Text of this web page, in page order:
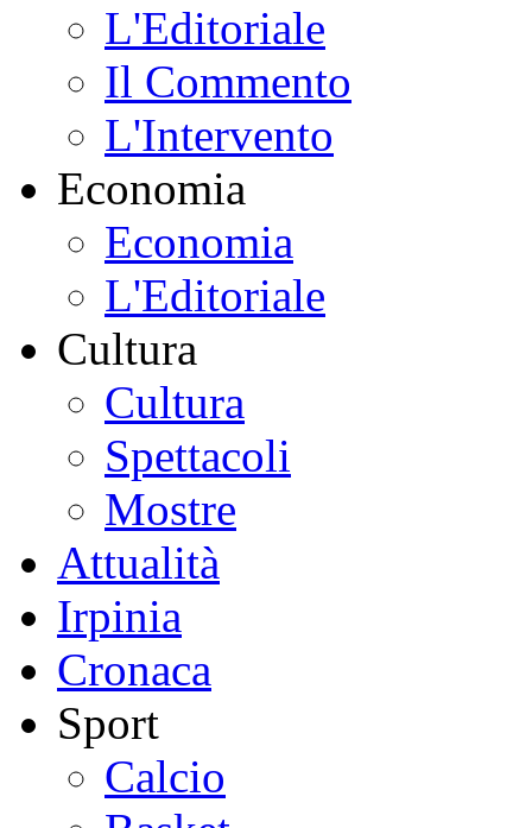
L'Editoriale
Il Commento
L'Intervento
Economia
Economia
L'Editoriale
Cultura
Cultura
Spettacoli
Mostre
Attualità
Irpinia
Cronaca
Sport
Calcio